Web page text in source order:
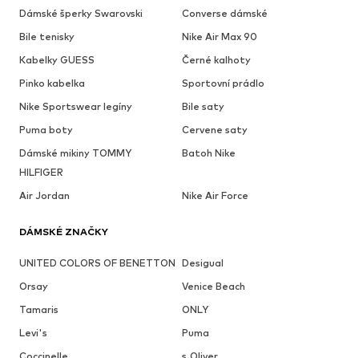
Dámské šperky Swarovski
Converse dámské
Bile tenisky
Nike Air Max 90
Kabelky GUESS
Černé kalhoty
Pinko kabelka
Sportovní prádlo
Nike Sportswear legíny
Bile saty
Puma boty
Cervene saty
Dámské mikiny TOMMY
HILFIGER
Batoh Nike
Air Jordan Nike Air Force
DÁMSKÉ ZNAČKY
UNITED COLORS OF BENETTON Desigual
Orsay
Venice Beach
Tamaris
ONLY
Levi's
Puma